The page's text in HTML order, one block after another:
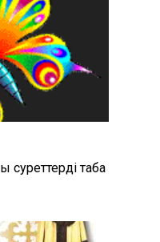
суреттерді таба